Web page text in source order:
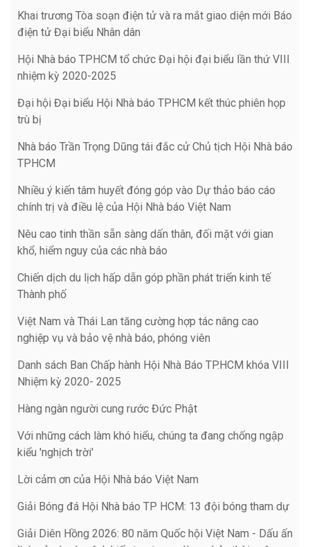
Khai trương Tòa soạn điện tử và ra mắt giao diện mới Báo
điện tử Đại biểu Nhân dân
Hội Nhà báo TPHCM tổ chức Đại hội đại biểu lần thứ VIII
nhiệm kỳ 2020-2025
Đại hội Đại biểu Hội Nhà báo TPHCM kết thúc phiên họp
trù bị
Nhà báo Trần Trọng Dũng tái đắc cử Chủ tịch Hội Nhà báo
TPHCM
Nhiều ý kiến tâm huyết đóng góp vào Dự thảo báo cáo
chính trị và điều lệ của Hội Nhà báo Việt Nam
Nêu cao tinh thần sẵn sàng dấn thân, đối mặt với gian
khổ, hiểm nguy của các nhà báo
Chiến dịch du lịch hấp dẫn góp phần phát triển kinh tế
Thành phố
Việt Nam và Thái Lan tăng cường hợp tác nâng cao
nghiệp vụ và bảo vệ nhà báo, phóng viên
Danh sách Ban Chấp hành Hội Nhà Báo TP.HCM khóa VIII
Nhiệm kỳ 2020- 2025
Hàng ngàn người cung rước Đức Phật
Với những cách làm khó hiểu, chúng ta đang chống ngập
kiểu 'nghịch trời'
Lời cảm ơn của Hội Nhà báo Việt Nam
Giải Bóng đá Hội Nhà báo TP HCM: 13 đội bóng tham dự
Giải Diên Hồng 2026: 80 năm Quốc hội Việt Nam - Dấu ấn